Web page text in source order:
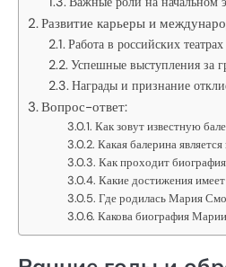
Развитие карьеры и
Работа в российских театрах
Успешные выступления за
Награды и признание
Вопрос-ответ:
Как зовут известную
Какая балерина
Как проходит
Какие достижения
Где родилась Мария
Какова биография